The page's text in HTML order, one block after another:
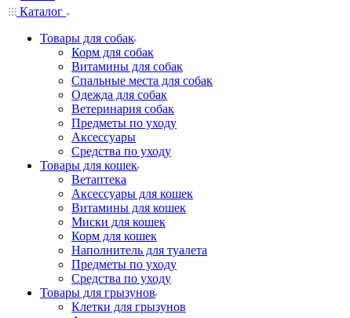
Каталог
Товары для собак
Корм для собак
Витамины для собак
Спальные места для собак
Одежда для собак
Ветеринария собак
Предметы по уходу
Аксессуары
Средства по уходу
Товары для кошек
Ветаптека
Аксессуары для кошек
Витамины для кошек
Миски для кошек
Корм для кошек
Наполнитель для туалета
Предметы по уходу
Средства по уходу
Товары для грызунов
Клетки для грызунов